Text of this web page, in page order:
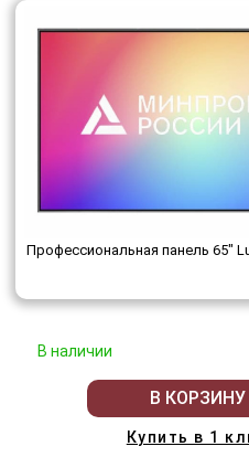
Профессиональная панель 65"
В наличии
В КОРЗИНУ
Купить в 1